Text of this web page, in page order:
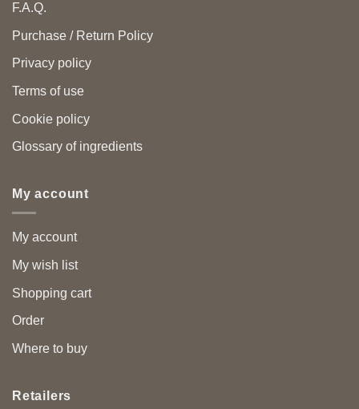
F.A.Q.
Purchase / Return Policy
Privacy policy
Terms of use
Cookie policy
Glossary of ingredients
My account
My account
My wish list
Shopping cart
Order
Where to buy
Retailers